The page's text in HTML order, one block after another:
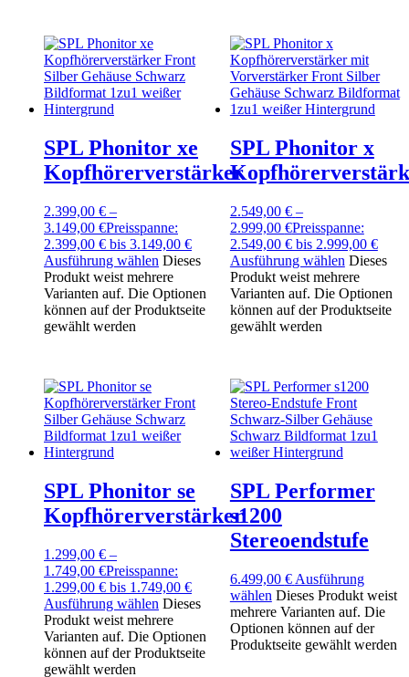
SPL Phonitor xe
Kopfhörerverstärker
2.399,00 € –
3.149,00 €Preisspanne:
2.399,00 € bis 3.149,00 €
Ausführung wählen Dieses
Produkt weist mehrere
Varianten auf. Die Optionen
können auf der Produktseite
gewählt werden
SPL Phonitor x
2.549,00 € –
2.999,00 €Preisspanne:
2.549,00 € bis 2.999,00 €
Ausführung wählen Dieses
Produkt weist mehrere
Varianten auf. Die Optionen
können auf der Produktseite
gewählt werden
SPL Phonitor se
Kopfhörerverstärker
1.299,00 € –
1.749,00 €Preisspanne:
1.299,00 € bis 1.749,00 €
Ausführung wählen Dieses
Produkt weist mehrere
Varianten auf. Die Optionen
können auf der Produktseite
gewählt werden
SPL Performer
s1200
Stereoendstufe
6.499,00 € Ausführung
wählen Dieses Produkt weist
mehrere Varianten auf. Die
Optionen können auf der
Produktseite gewählt werden